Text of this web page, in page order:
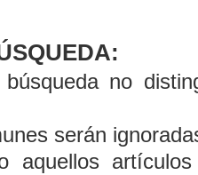
no
serán
aquellos